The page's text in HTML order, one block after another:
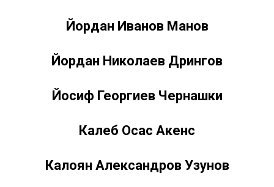
Йордан Иванов Манов
Йордан Николаев Дрингов
Йосиф Георгиев Чернашки
Калеб Осас Акенс
Калоян Александров Узунов